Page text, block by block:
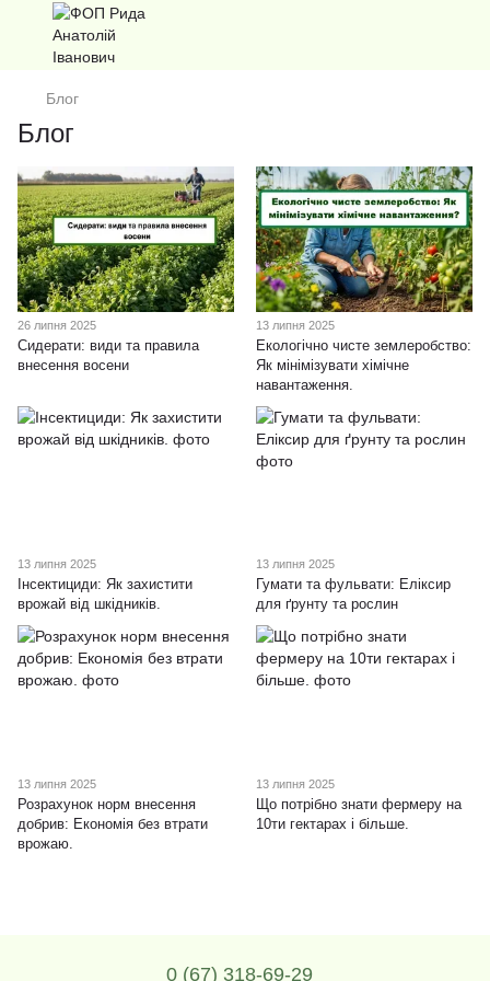
Блог
Блог
26 липня 2025
Сидерати: види та правила
внесення восени
13 липня 2025
Екологічно чисте землеробство:
Як мінімізувати хімічне
навантаження.
13 липня 2025
Інсектициди: Як захистити
врожай від шкідників.
13 липня 2025
Гумати та фульвати: Еліксир
для ґрунту та рослин
13 липня 2025
Розрахунок норм внесення
добрив: Економія без втрати
врожаю.
13 липня 2025
Що потрібно знати фермеру на
10ти гектарах і більше.
0 (67) 318-69-29